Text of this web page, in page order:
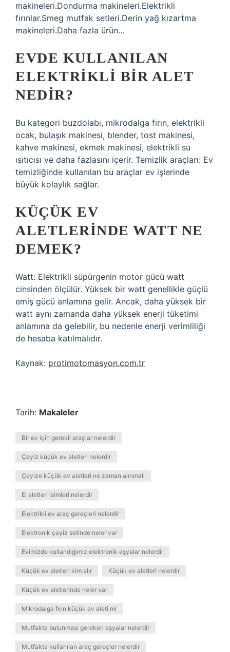
makineleri.Dondurma makineleri.Elektrikli
fırınlar.Smeg mutfak setleri.Derin yağ kızartma
makineleri.Daha fazla ürün…
EVDE KULLANILAN
ELEKTRIKLI BIR ALET
NEDIR?
Bu kategori buzdolabı, mikrodalga fırın, elektrikli
ocak, bulaşık makinesi, blender, tost makinesi,
kahve makinesi, ekmek makinesi, elektrikli su
ısıtıcısı ve daha fazlasını içerir. Temizlik araçları: Ev
temizliğinde kullanılan bu araçlar ev işlerinde
büyük kolaylık sağlar.
KÜÇÜK EV
ALETLERINDE WATT NE
DEMEK?
Watt: Elektrikli süpürgenin motor gücü watt
cinsinden ölçülür. Yüksek bir watt genellikle güçlü
emiş gücü anlamına gelir. Ancak, daha yüksek bir
watt aynı zamanda daha yüksek enerji tüketimi
anlamına da gelebilir, bu nedenle enerji verimliliği
de hesaba katılmalıdır.
Kaynak: protimotomasyon.com.tr
Tarih: Makaleler
Bir ev için gerekli araçlar nelerdir
Çeyiz küçük ev aletleri nelerdir
Çeyize küçük ev aletleri ne zaman alınmalı
El aletleri isimleri nelerdir
Elektrikli ev araç gereçleri nelerdir
Elektronik çeyiz setinde neler var
Evimizde kullandığımız elektronik eşyalar nelerdir
Küçük ev aletleri kim alır Küçük ev aletleri nelerdir
Küçük ev aletlerinde neler var
Mikrodalga fırın küçük ev aleti mi
Mutfakta bulunması gereken eşyalar nelerdir
Mutfakta kullanılan araç gereçler nelerdir